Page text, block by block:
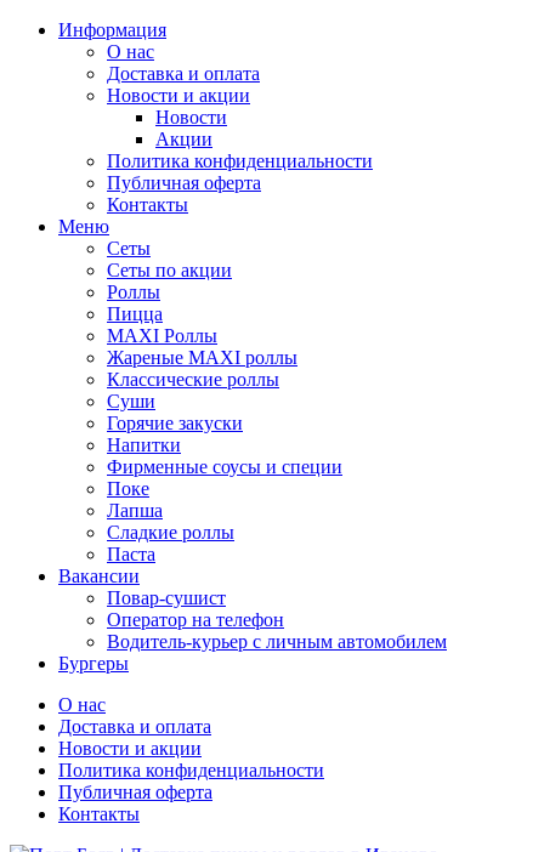
Информация
О нас
Доставка и оплата
Новости и акции
Новости
Акции
Политика конфиденциальности
Публичная оферта
Контакты
Меню
Сеты
Сеты по акции
Роллы
Пицца
MAXI Роллы
Жареные MAXI роллы
Классические роллы
Суши
Горячие закуски
Напитки
Фирменные соусы и специи
Поке
Лапша
Сладкие роллы
Паста
Вакансии
Повар-сушист
Оператор на телефон
Водитель-курьер с личным автомобилем
Бургеры
О нас
Доставка и оплата
Новости и акции
Политика конфиденциальности
Публичная оферта
Контакты